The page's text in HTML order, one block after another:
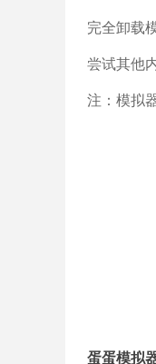
完全卸载
尝试其他
注：模拟
蛋蛋模拟